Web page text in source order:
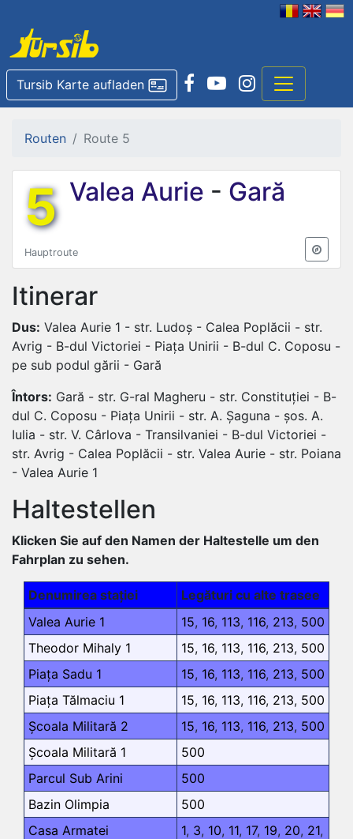
Tursib Karte aufladen
Routen Route 5
5 Valea Aurie - Gară
Hauptroute
Itinerar
Dus: Valea Aurie 1 - str. Ludoș - Calea Poplăcii - str.
Avrig - B-dul Victoriei - Piața Unirii - B-dul C. Coposu -
pe sub podul gării - Gară
Întors: Gară - str. G-ral Magheru - str. Constituției - B-
dul C. Coposu - Piața Unirii - str. A. Șaguna - șos. A.
Iulia - str. V. Cârlova - Transilvaniei - B-dul Victoriei -
str. Avrig - Calea Poplăcii - str. Valea Aurie - str. Poiana
- Valea Aurie 1
Haltestellen
Klicken Sie auf den Namen der Haltestelle um den
Fahrplan zu sehen.
Denumirea stației
Legături cu alte trasee
Valea Aurie 1
15, 16, 113, 116, 213, 500
Theodor Mihaly 1
15, 16, 113, 116, 213, 500
Piața Sadu 1
15, 16, 113, 116, 213, 500
Piața Tălmaciu 1
15, 16, 113, 116, 213, 500
Școala Militară 2
15, 16, 113, 116, 213, 500
Școala Militară 1
500
Parcul Sub Arini
500
Bazin Olimpia
500
Casa Armatei
1, 3, 10, 11, 17, 19, 20, 21,